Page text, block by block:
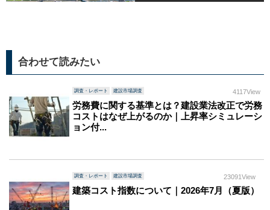
合わせて読みたい
調査・レポート 建設市場調査 4117View
労務費に関する基準とは？建設業法改正で労務
コストはなぜ上がるのか｜上昇率シミュレーシ
ョン付...
調査・レポート 建設市場調査 23091View
建築コスト指数について｜2026年7月（夏版）